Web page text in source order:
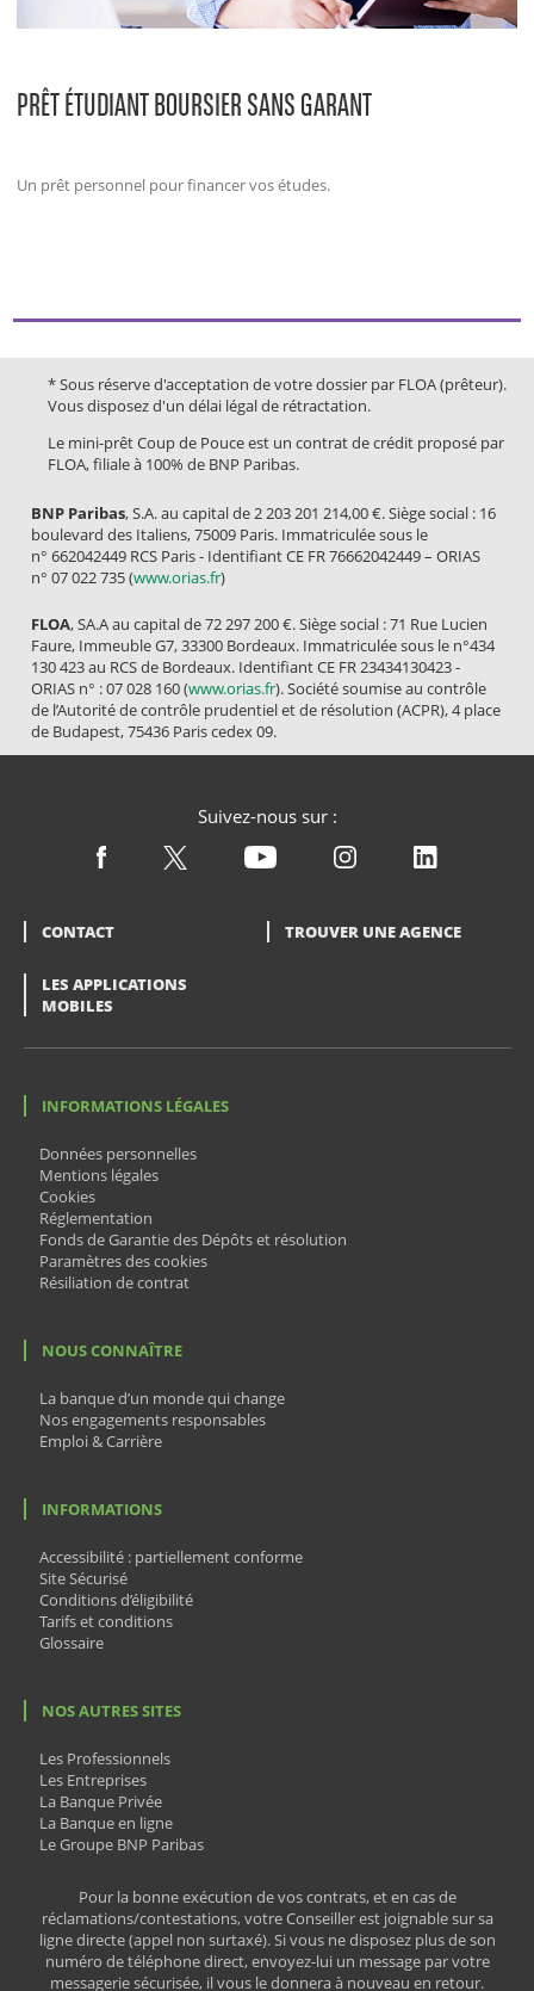
PRÊT ÉTUDIANT BOURSIER SANS GARANT
Un prêt personnel pour financer vos études.
* Sous réserve d'acceptation de votre dossier par FLOA (prêteur).
Vous disposez d'un délai légal de rétractation.
Le mini-prêt Coup de Pouce est un contrat de crédit proposé par
FLOA, filiale à 100% de BNP Paribas.
BNP Paribas, S.A. au capital de 2 203 201 214,00 €. Siège social : 16
boulevard des Italiens, 75009 Paris. Immatriculée sous le
n° 662042449 RCS Paris - Identifiant CE FR 76662042449 – ORIAS
n° 07 022 735 (www.orias.fr)
FLOA, SA.A au capital de 72 297 200 €. Siège social : 71 Rue Lucien
Faure, Immeuble G7, 33300 Bordeaux. Immatriculée sous le n°434
130 423 au RCS de Bordeaux. Identifiant CE FR 23434130423 -
ORIAS n° : 07 028 160 (www.orias.fr). Société soumise au contrôle
de l’Autorité de contrôle prudentiel et de résolution (ACPR), 4 place
de Budapest, 75436 Paris cedex 09.
Suivez-nous sur :
CONTACT TROUVER UNE AGENCE
LES APPLICATIONS
MOBILES
INFORMATIONS LÉGALES
Données personnelles
Mentions légales
Cookies
Réglementation
Fonds de Garantie des Dépôts et résolution
Paramètres des cookies
Résiliation de contrat
NOUS CONNAÎTRE
La banque d’un monde qui change
Nos engagements responsables
Emploi & Carrière
INFORMATIONS
Accessibilité : partiellement conforme
Site Sécurisé
Conditions d’éligibilité
Tarifs et conditions
Glossaire
NOS AUTRES SITES
Les Professionnels
Les Entreprises
La Banque Privée
La Banque en ligne
Le Groupe BNP Paribas
Pour la bonne exécution de vos contrats, et en cas de
réclamations/contestations, votre Conseiller est joignable sur sa
ligne directe (appel non surtaxé). Si vous ne disposez plus de son
numéro de téléphone direct, envoyez-lui un message par votre
messagerie sécurisée, il vous le donnera à nouveau en retour.